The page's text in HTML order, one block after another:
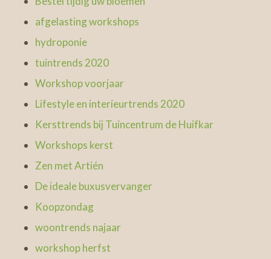
afgelasting workshops
hydroponie
tuintrends 2020
Workshop voorjaar
Lifestyle en interieurtrends 2020
Kersttrends bij Tuincentrum de Huifkar
Workshops kerst
Zen met Artién
De ideale buxusvervanger
Koopzondag
woontrends najaar
workshop herfst